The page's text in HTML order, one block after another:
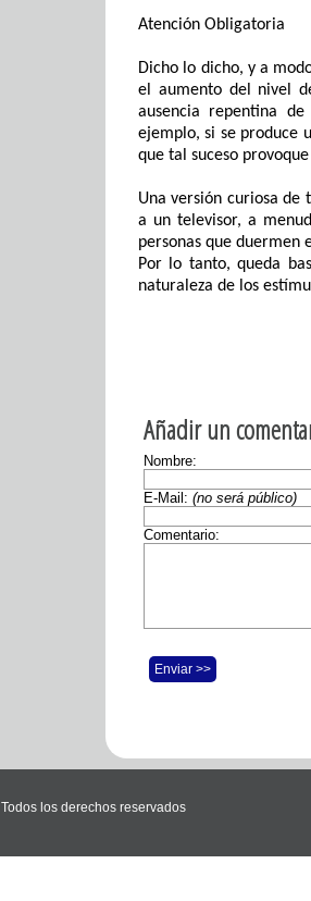
Atención Obligatoria
Dicho lo dicho, y a
el aumento del nivel
ausencia repentina
ejemplo, si se produce
que tal suceso provo
Una versión curiosade
a un televisor, a
personas que duermen
Por
lo tanto,queda
naturaleza de los
Añadir un
Nombre:
E-Mail: (no será público)
Comentario:
Enviar >>
Todos los derechos reservados